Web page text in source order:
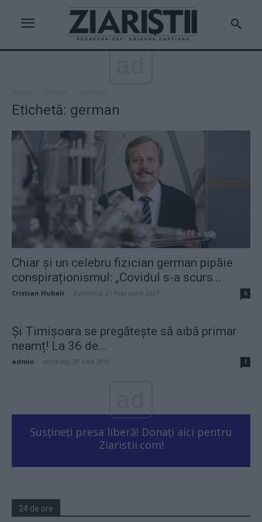
Etichetă: german
Chiar și un celebru fizician german pipăie
conspiraționismul: „Covidul s-a scurs...
Cristian Hubali duminică, 21 februarie 2021 6
Și Timișoara se pregătește să aibă primar
neamț! La 36 de...
admin sâmbătă, 20 iulie 2019 1
Susțineți presa liberă! Donați aici pentru
Ziaristii.com!
24 de ore